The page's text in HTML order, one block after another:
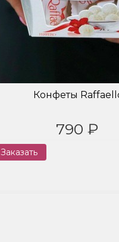
Конфеты
790 ₽
Заказать